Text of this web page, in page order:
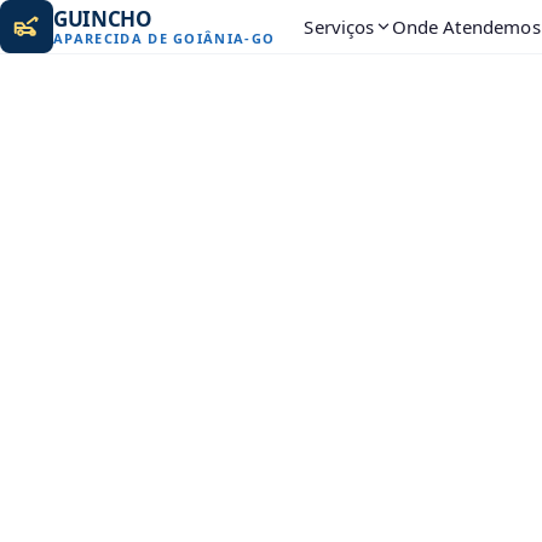
GUINCHO
APARECIDA DE GOIÂNIA-GO Serviços Onde Atendemos